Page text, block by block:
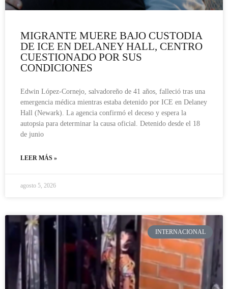
MIGRANTE MUERE BAJO CUSTODIA
DE ICE EN DELANEY HALL, CENTRO
CUESTIONADO POR SUS
CONDICIONES
Edwin López-Cornejo, salvadoreño de 41 años, falleció tras una
emergencia médica mientras estaba detenido por ICE en Delaney
Hall (Newark). La agencia confirmó el deceso y espera la
autopsia para determinar la causa oficial. Detenido desde el 18
de junio
LEER MÁS »
agosto 5, 2026
INTERNACIONAL